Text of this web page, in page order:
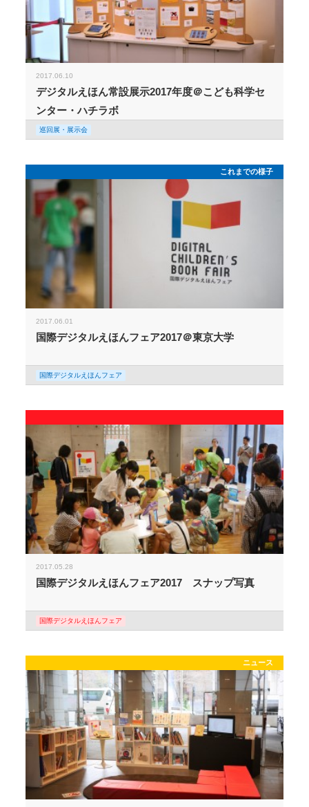
2017.06.10
デジタルえほん常設展示2017年度＠こども科学セ
ンター・ハチラボ
巡回展・展示会
これまでの様子
2017.06.01
国際デジタルえほんフェア2017＠東京大学
国際デジタルえほんフェア
2017.05.28
国際デジタルえほんフェア2017 スナップ写真
国際デジタルえほんフェア
ニュース